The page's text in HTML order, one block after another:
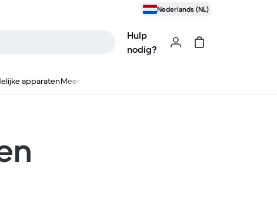
Nederlands (NL)
Hulp
nodig?
apparatenMeer